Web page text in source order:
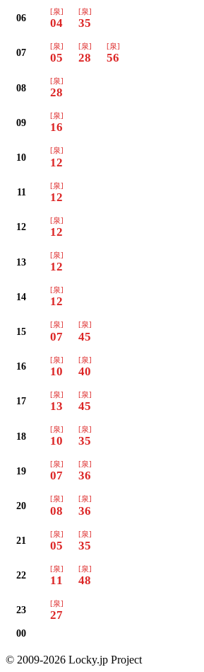
06
[泉]
04
[泉]
35
07
[泉]
05
[泉]
28
[泉]
56
08
[泉]
28
09
[泉]
16
10
[泉]
12
11
[泉]
12
12
[泉]
12
13
[泉]
12
14
[泉]
12
15
[泉]
07
[泉]
45
16
[泉]
10
[泉]
40
17
[泉]
13
[泉]
45
18
[泉]
10
[泉]
35
19
[泉]
07
[泉]
36
20
[泉]
08
[泉]
36
21
[泉]
05
[泉]
35
22
[泉]
11
[泉]
48
23
[泉]
27
00
© 2009-2026 Locky.jp Project